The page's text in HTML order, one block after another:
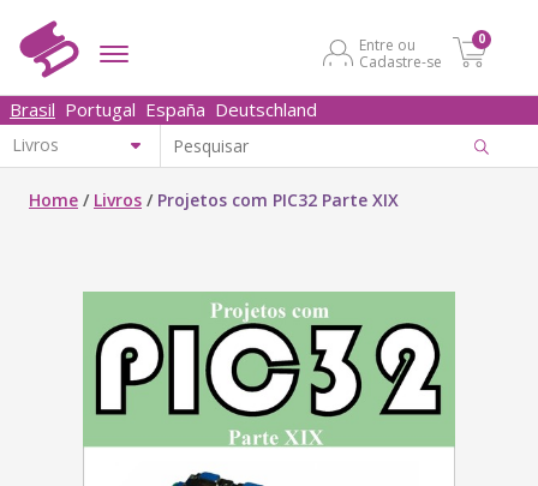
Entre ou
Cadastre-se
0
Brasil Portugal España Deutschland
Home / Livros / Projetos com PIC32 Parte XIX